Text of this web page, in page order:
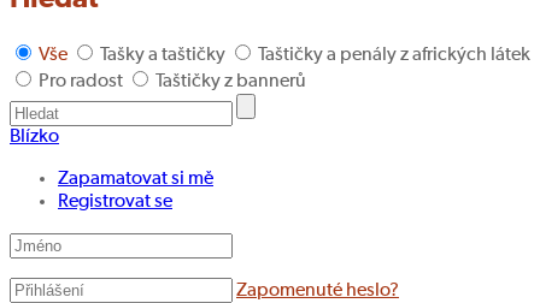
Vše Tašky a taštičky
Taštičky a penály z afrických látek
Pro radost
Taštičky z bannerů
Blízko
Zapamatovat si mě
Registrovat se
Zapomenuté heslo?